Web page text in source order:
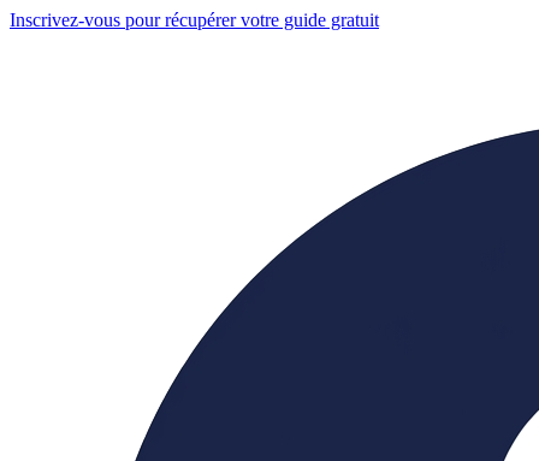
Inscrivez-vous pour récupérer votre guide gratuit